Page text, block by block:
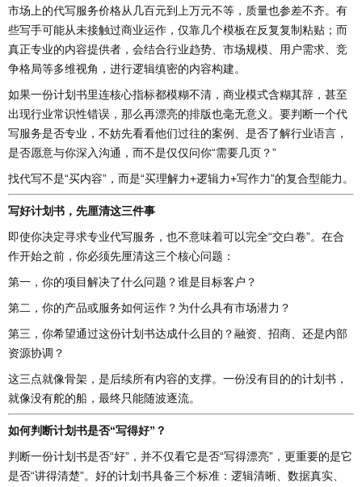
市场上的代写服务价格从几百元到上万元不等，质量也参差不齐。有
些写手可能从未接触过商业运作，仅靠几个模板在反复复制粘贴；而
真正专业的内容提供者，会结合行业趋势、市场规模、用户需求、竞
争格局等多维视角，进行逻辑缜密的内容构建。
如果一份计划书里连核心指标都模糊不清，商业模式含糊其辞，甚至
出现行业常识性错误，那么再漂亮的排版也毫无意义。要判断一个代
写服务是否专业，不妨先看看他们过往的案例、是否了解行业语言，
是否愿意与你深入沟通，而不是仅仅问你“需要几页？”
找代写不是“买内容”，而是“买理解力+逻辑力+写作力”的复合型能力。
写好计划书，先厘清这三件事
即使你决定寻求专业代写服务，也不意味着可以完全“交白卷”。在合
作开始之前，你必须先厘清这三个核心问题：
第一，你的项目解决了什么问题？谁是目标客户？
第二，你的产品或服务如何运作？为什么具有市场潜力？
第三，你希望通过这份计划书达成什么目的？融资、招商、还是内部
资源协调？
这三点就像骨架，是后续所有内容的支撑。一份没有目的的计划书，
就像没有舵的船，最终只能随波逐流。
如何判断计划书是否“写得好”？
判断一份计划书是否“好”，并不仅看它是否“写得漂亮”，更重要的是它
是否“讲得清楚”。好的计划书具备三个标准：逻辑清晰、数据真实、